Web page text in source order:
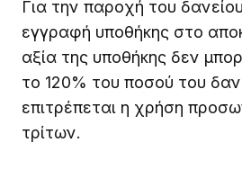
Για την παροχή του
εγγραφή υποθήκης στο
αξία της υποθήκης δεν
το 120% του ποσού του
επιτρέπεται η χρήση
τρίτων.